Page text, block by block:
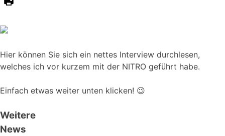
Hier können Sie sich ein nettes Interview durchlesen,
welches ich vor kurzem mit der NITRO geführt habe.
Einfach etwas weiter unten klicken! 😉
Weitere
News